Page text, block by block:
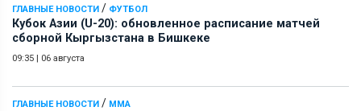
ГЛАВНЫЕ НОВОСТИ / ФУТБОЛ
Кубок Азии (U-20): обновленное расписание матчей
сборной Кыргызстана в Бишкеке
09:35 | 06 августа
ГЛАВНЫЕ НОВОСТИ / ММА